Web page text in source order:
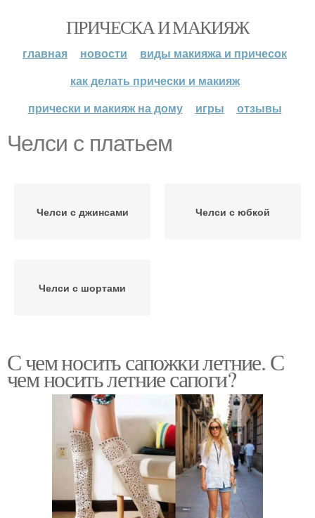
ПРИЧЕСКА И МАКИЯЖ
главная новости
виды макияжа и причесок
как делать прически и макияж
прически и макияж на дому
игры отзывы
Челси с платьем
Челси с джинсами Челси с юбкой
Челси с шортами
С чем носить сапожки летние. С
чем носить летние сапоги?